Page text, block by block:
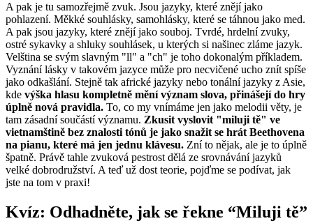
A pak je tu samozřejmě zvuk. Jsou jazyky, které znějí jako
pohlazení. Měkké souhlásky, samohlásky, které se táhnou jako med.
A pak jsou jazyky, které znějí jako souboj. Tvrdé, hrdelní zvuky,
ostré sykavky a shluky souhlásek, u kterých si našinec zláme jazyk.
Velština se svým slavným "ll" a "ch" je toho dokonalým příkladem.
Vyznání lásky v takovém jazyce může pro necvičené ucho znít spíše
jako odkašlání. Stejně tak africké jazyky nebo tonální jazyky z Asie,
kde výška hlasu kompletně mění význam slova, přinášejí do hry
úplně nová pravidla. To, co my vnímáme jen jako melodii věty, je
tam zásadní součástí významu. Zkusit vyslovit "miluji tě" ve
vietnamštině bez znalosti tónů je jako snažit se hrát Beethovena
na pianu, které má jen jednu klávesu. Zní to nějak, ale je to úplně
špatně. Právě tahle zvuková pestrost dělá ze srovnávání jazyků
velké dobrodružství. A teď už dost teorie, pojďme se podívat, jak
jste na tom v praxi!
Kvíz: Odhadněte, jak se řekne “Miluji tě”